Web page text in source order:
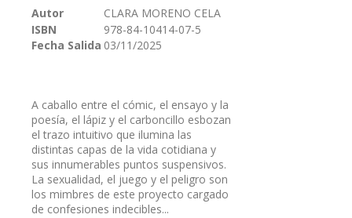
galería
imágenes
Autor
CLARA MORENO CELA
ISBN
978-84-10414-07-5
Fecha Salida 03/11/2025
A caballo entre el cómic, el ensayo y la
poesía, el lápiz y el carboncillo esbozan
el trazo intuitivo que ilumina las
distintas capas de la vida cotidiana y
sus innumerables puntos suspensivos.
La sexualidad, el juego y el peligro son
los mimbres de este proyecto cargado
de confesiones indecibles...